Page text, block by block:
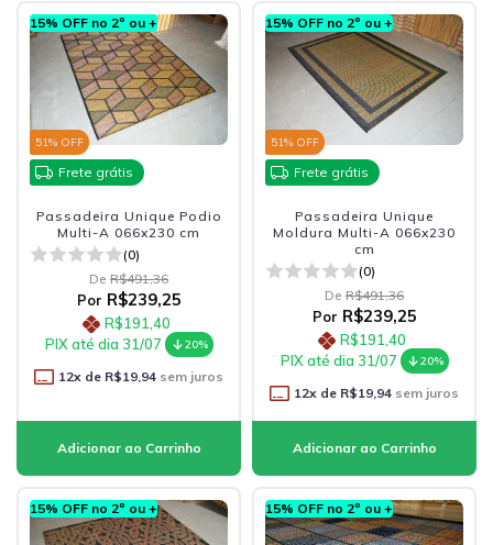
15% OFF no 2º ou +
51% OFF
Frete grátis
Passadeira Unique Podio
Multi-A 066x230 cm
(0)
De R$491,36
Por R$239,25
R$191,40
PIX até dia 31/07
20%
12x de R$19,94 sem juros
15% OFF no 2º ou +
51% OFF
Frete grátis
Passadeira Unique
Moldura Multi-A 066x230
cm
(0)
De R$491,36
Por R$239,25
R$191,40
PIX até dia 31/07
20%
12x de R$19,94 sem juros
15% OFF no 2º ou + 15% OFF no 2º ou +